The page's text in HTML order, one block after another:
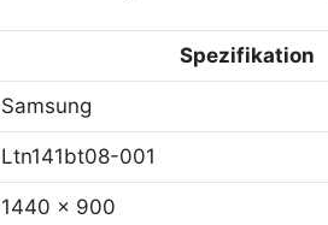
Spezifikation
Samsung
Ltn141bt08-001
1440 x 900